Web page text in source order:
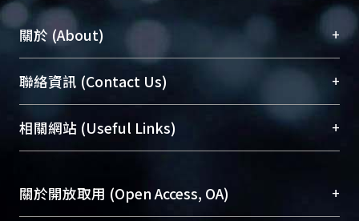
關於 (About) +
臺大位居世界頂尖大學之列，為永久珍藏及向國際
展現本校豐碩的研究成果及學術能量，圖書館整合
機構典藏（NTUR）與學術庫（AH）不同功能平
台，成為臺大學術典藏NTU scholars。期能整合研
成果。
聯絡資訊 (Contact Us) +
總館學科館員(Main Library)
醫學圖書館學科館員(Medical Library)
Sciences Library)
相關網站 (Useful Links) +
關於開放取用 (Open Access, OA) +